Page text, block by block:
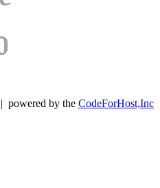
| powered by the CodeForHost,Inc